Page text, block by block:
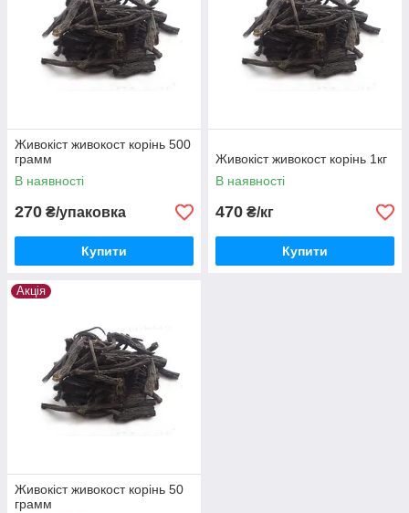
Живокіст живокост корінь 500
грамм
В наявності
270 ₴/упаковка
Купити
Живокіст живокост корінь 1кг
В наявності
470 ₴/кг
Купити
Акція
Живокіст живокост корінь 50
грамм